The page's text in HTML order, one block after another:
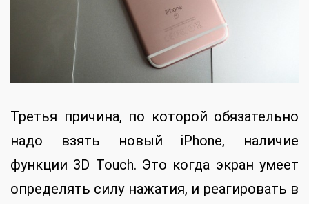
Третья причина, по которой обязательно
надо взять новый iPhone, наличие
функции 3D Touch. Это когда экран умеет
определять силу нажатия, и реагировать в